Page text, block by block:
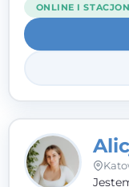
ONLINE I